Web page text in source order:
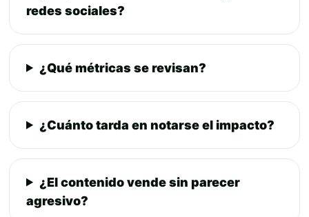
redes sociales?
¿Qué métricas se revisan?
¿Cuánto tarda en notarse el impacto?
¿El contenido vende sin parecer
agresivo?